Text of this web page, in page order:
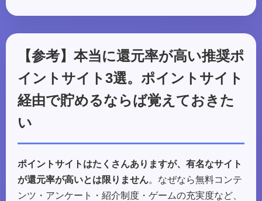
【参考】本当に還元率が高い推奨ポ
イントサイト3選。ポイントサイト
経由で貯めるならば覚えておきた
い
ポイントサイトはたくさんありますが、有名なサイト
が還元率が高いとは限りません。なぜなら無料コンテ
ンツ・アンケート・紹介制度・ゲームの充実度など、